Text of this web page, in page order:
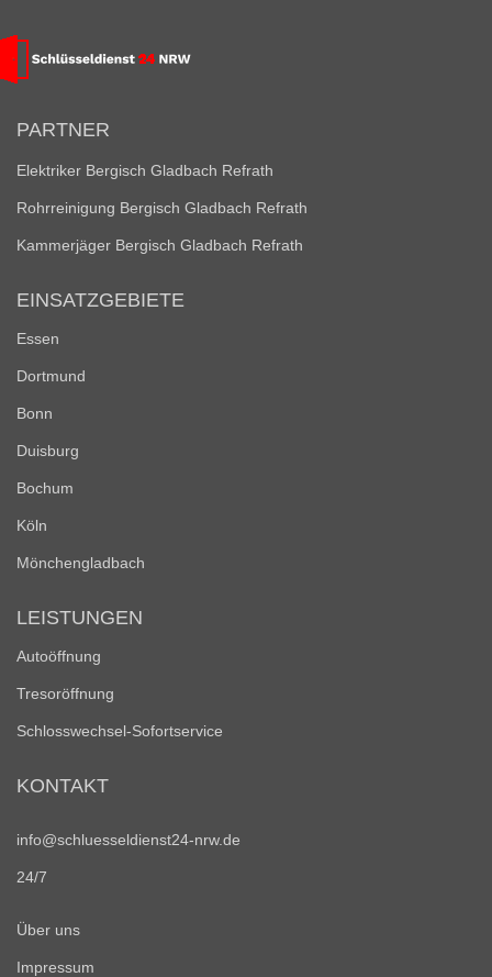
PARTNER
Elektriker Bergisch Gladbach Refrath
Rohrreinigung Bergisch Gladbach Refrath
Kammerjäger Bergisch Gladbach Refrath
EINSATZGEBIETE
Essen
Dortmund
Bonn
Duisburg
Bochum
Köln
Mönchengladbach
LEISTUNGEN
Autoöffnung
Tresoröffnung
Schlosswechsel-Sofortservice
KONTAKT
info@schluesseldienst24-nrw.de
24/7
Über uns
Impressum